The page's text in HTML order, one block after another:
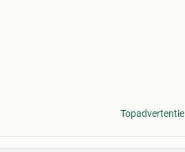
Topadvertentie